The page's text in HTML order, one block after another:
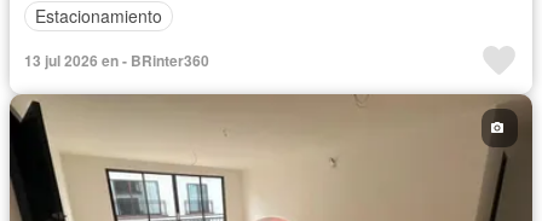
Estacionamiento
13 jul 2026 en - BRinter360